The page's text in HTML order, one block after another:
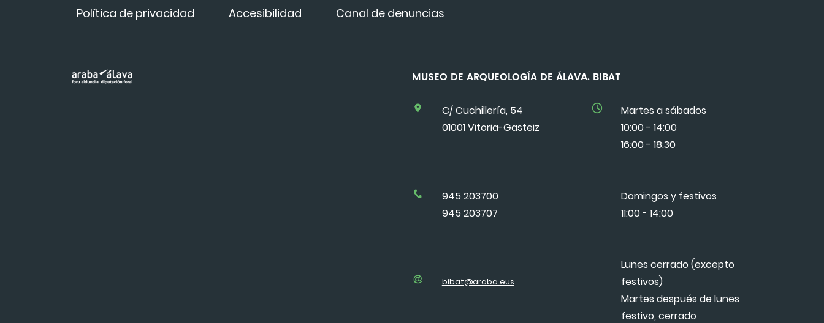
Política de privacidad Accesibilidad Canal de denuncias
MUSEO DE ARQUEOLOGÍA DE ÁLAVA. BIBAT
C/ Cuchillería, 54
01001 Vitoria-Gasteiz
Martes a sábados
10:00 - 14:00
16:00 - 18:30
945 203700
945 203707
Domingos y festivos
11:00 - 14:00
bibat@araba.eus
Lunes cerrado (excepto
festivos)
Martes después de lunes
festivo, cerrado